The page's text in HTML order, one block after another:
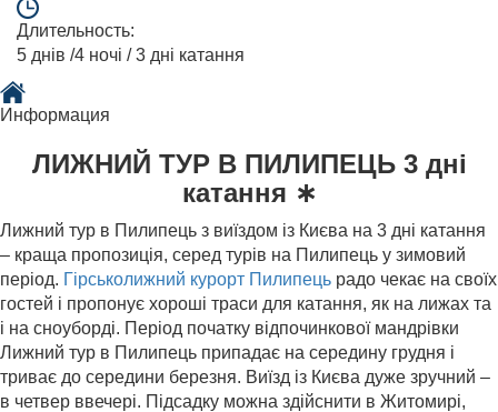
Длительность:
5 днів /4 ночі / 3 дні катання
Информация
ЛИЖНИЙ ТУР В ПИЛИПЕЦЬ 3 дні
катання ∗
Лижний тур в Пилипець з виїздом із Києва на 3 дні катання
– краща пропозиція, серед турів на Пилипець у зимовий
період. Гірськолижний курорт Пилипець радо чекає на своїх
гостей і пропонує хороші траси для катання, як на лижах та
і на сноуборді. Період початку відпочинкової мандрівки
Лижний тур в Пилипець припадає на середину грудня і
триває до середини березня. Виїзд із Києва дуже зручний –
в четвер ввечері. Підсадку можна здійснити в Житомирі,